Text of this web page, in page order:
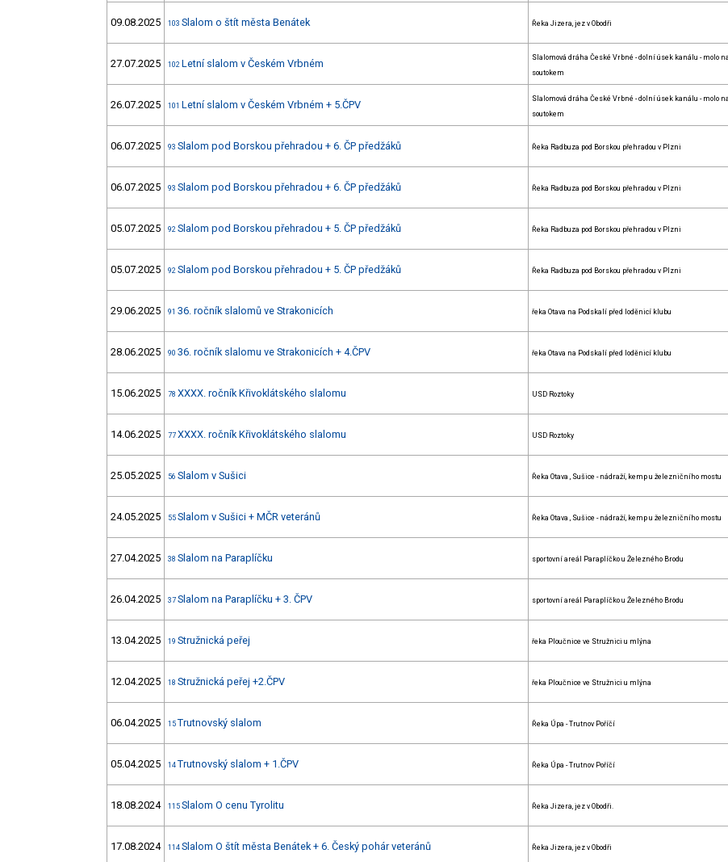
09.08.2025 103 Slalom o štít města Benátek Řeka Jizera, jez v Obodři
27.07.2025 102 Letní slalom v Českém Vrbném
Slalomová dráha České Vrbné - dolní úsek kanálu - molo
soutokem
26.07.2025 101 Letní slalom v Českém Vrbném + 5.ČPV
Slalomová dráha České Vrbné - dolní úsek kanálu - molo
soutokem
06.07.2025 93 Slalom pod Borskou přehradou + 6. ČP předžáků Řeka Radbuza pod Borskou přehradou v Plzni
06.07.2025 93 Slalom pod Borskou přehradou + 6. ČP předžáků Řeka Radbuza pod Borskou přehradou v Plzni
05.07.2025 92 Slalom pod Borskou přehradou + 5. ČP předžáků Řeka Radbuza pod Borskou přehradou v Plzni
05.07.2025 92 Slalom pod Borskou přehradou + 5. ČP předžáků Řeka Radbuza pod Borskou přehradou v Plzni
29.06.2025 91 36. ročník slalomů ve Strakonicích řeka Otava na Podskalí před loděnicí klubu
28.06.2025 90 36. ročník slalomu ve Strakonicích + 4.ČPV řeka Otava na Podskalí před loděnicí klubu
15.06.2025 78 XXXX. ročník Křivoklátského slalomu USD Roztoky
14.06.2025 77 XXXX. ročník Křivoklátského slalomu USD Roztoky
25.05.2025 56 Slalom v Sušici Řeka Otava , Sušice - nádraží, kemp u železničního mostu
24.05.2025 55 Slalom v Sušici + MČR veteránů Řeka Otava , Sušice - nádraží, kemp u železničního mostu
27.04.2025 38 Slalom na Paraplíčku sportovní areál Paraplíčko u Železného Brodu
26.04.2025 37 Slalom na Paraplíčku + 3. ČPV sportovní areál Paraplíčko u Železného Brodu
13.04.2025 19 Stružnická peřej řeka Ploučnice ve Stružnici u mlýna
12.04.2025 18 Stružnická peřej +2.ČPV řeka Ploučnice ve Stružnici u mlýna
06.04.2025 15 Trutnovský slalom Řeka Úpa - Trutnov Poříčí
05.04.2025 14 Trutnovský slalom + 1.ČPV Řeka Úpa - Trutnov Poříčí
18.08.2024 115 Slalom O cenu Tyrolitu Řeka Jizera, jez v Obodři.
17.08.2024 114 Slalom O štít města Benátek + 6. Český pohár veteránů Řeka Jizera, jez v Obodři